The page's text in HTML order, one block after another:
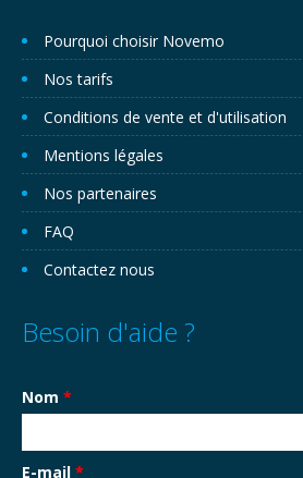
Pourquoi choisir Novemo
Nos tarifs
Conditions de vente et d'utilisation
Mentions légales
Nos partenaires
FAQ
Contactez nous
Besoin d'aide ?
Nom *
E-mail *